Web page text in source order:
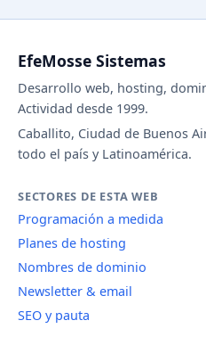
EfeMosse Sistemas
Desarrollo web, hosting,
Actividad desde 1999.
Caballito, Ciudad de Buenos
todo el país y Latinoamérica.
SECTORES DE ESTA WEB
Programación a medida
Planes de hosting
Nombres de dominio
Newsletter & email
SEO y pauta